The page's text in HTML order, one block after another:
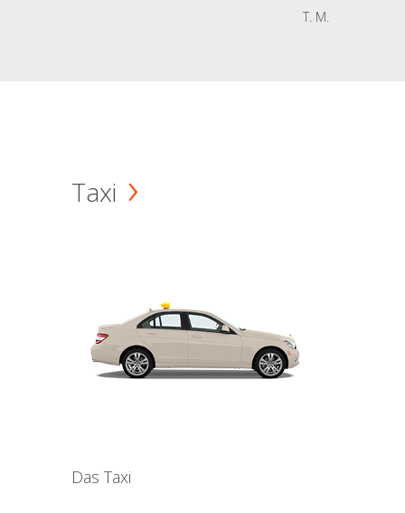
T. M.
Taxi
Das Taxi